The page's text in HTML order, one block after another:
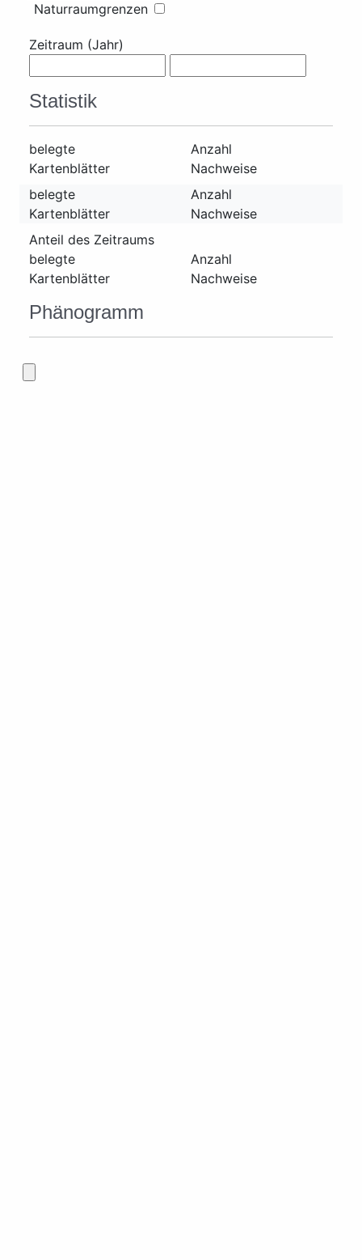
Naturraumgrenzen
Zeitraum (Jahr)
Statistik
belegte
Kartenblätter
Anzahl
Nachweise
belegte
Kartenblätter
Anzahl
Nachweise
Anteil des Zeitraums
belegte
Kartenblätter
Anzahl
Nachweise
Phänogramm